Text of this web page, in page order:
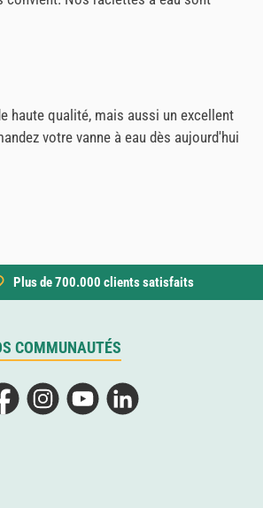
haute qualité, mais aussi un excellent
votre vanne à eau dès aujourd'hui
Plus de 700.000 clients satisfaits
COMMUNAUTÉS
InstagramYouTubeLinkedIn